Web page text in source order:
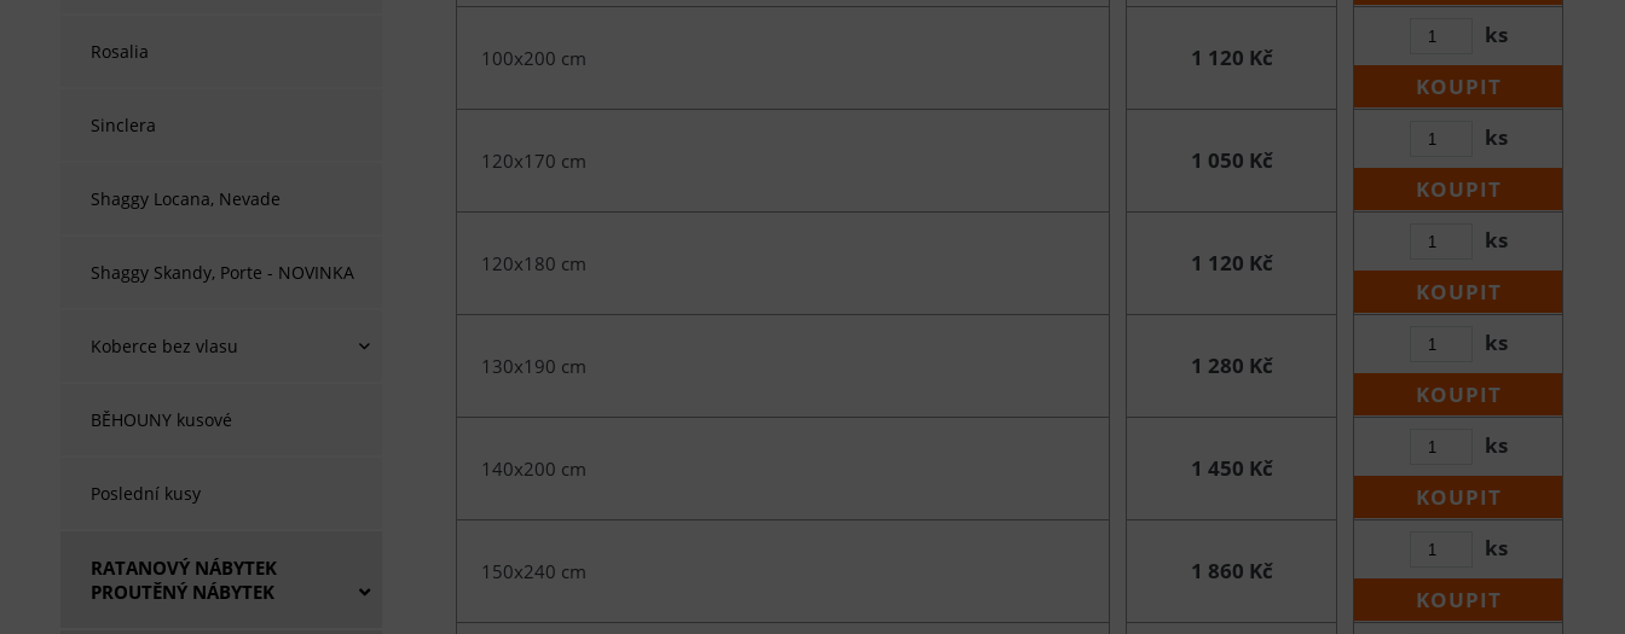
Rosalia
Sinclera
Shaggy Locana, Nevade
Shaggy Skandy, Porte - NOVINKA
Koberce bez vlasu
BĚHOUNY kusové
Poslední kusy
RATANOVÝ NÁBYTEK
PROUTĚNÝ NÁBYTEK
100x200 cm 1 120 Kč
ks
KOUPIT
120x170 cm 1 050 Kč
ks
KOUPIT
120x180 cm 1 120 Kč
ks
KOUPIT
130x190 cm 1 280 Kč
ks
KOUPIT
140x200 cm 1 450 Kč
ks
KOUPIT
150x240 cm 1 860 Kč
ks
KOUPIT